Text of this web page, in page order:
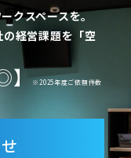
クスペースを。
経営課題を「空
】※2025年度ご依頼件数